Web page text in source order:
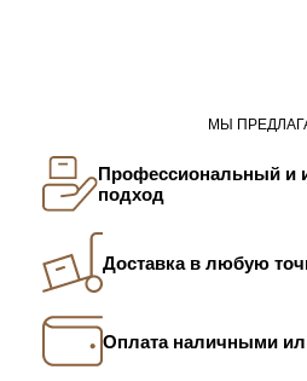
МЫ
Профессиональный и
подход
Доставка в любую
Оплата наличными